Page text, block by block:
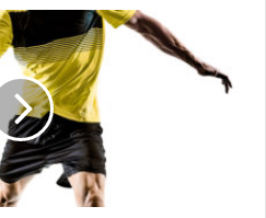
er populære over hele
at besøge og har noget at
om du er interesseret i
at opleve noget af
har Europa noget for dig. Så